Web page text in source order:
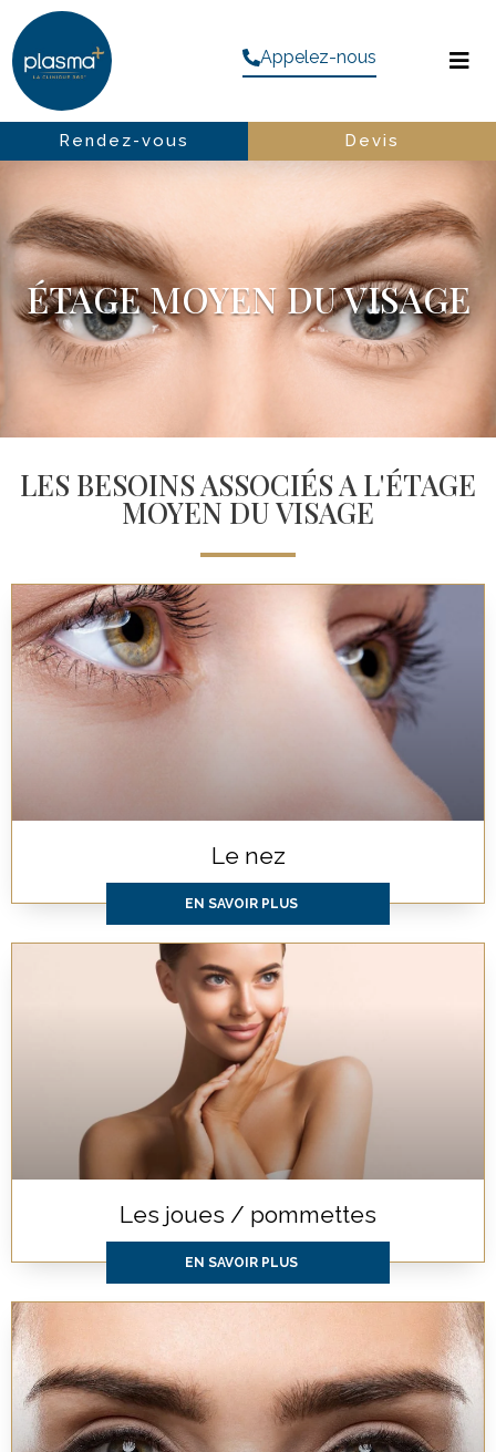
Appelez-nous
Rendez-vous Devis
ÉTAGE MOYEN DU VISAGE
LES BESOINS ASSOCIÉS A L'ÉTAGE
MOYEN DU VISAGE
Le nez
EN SAVOIR PLUS
Les joues / pommettes
EN SAVOIR PLUS